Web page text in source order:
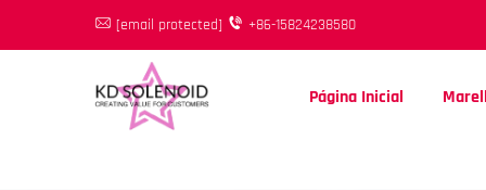
[email protected] +86-15824238580
Página Inicial